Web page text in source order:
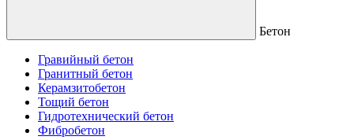
Бетон
Гравийный бетон
Гранитный бетон
Керамзитобетон
Тощий бетон
Гидротехнический бетон
Фибробетон